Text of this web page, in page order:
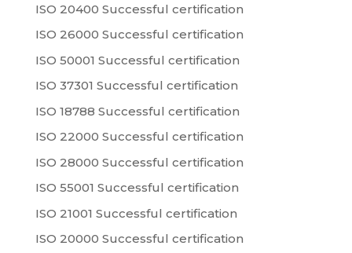
ISO 20400 Successful certification
ISO 26000 Successful certification
ISO 50001 Successful certification
ISO 37301 Successful certification
ISO 18788 Successful certification
ISO 22000 Successful certification
ISO 28000 Successful certification
ISO 55001 Successful certification
ISO 21001 Successful certification
ISO 20000 Successful certification